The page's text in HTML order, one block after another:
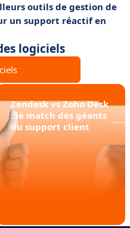
outils de gestion de
un support réactif en
logiciels
Zendesk vs Zoho Desk
: le match des géants
du support client